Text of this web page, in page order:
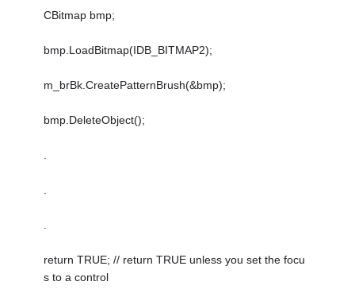
CBitmap bmp;
bmp.LoadBitmap(IDB_BITMAP2);
m_brBk.CreatePatternBrush(&bmp);
bmp.DeleteObject();
.
.
.
return TRUE; // return TRUE unless you set the focu
s to a control